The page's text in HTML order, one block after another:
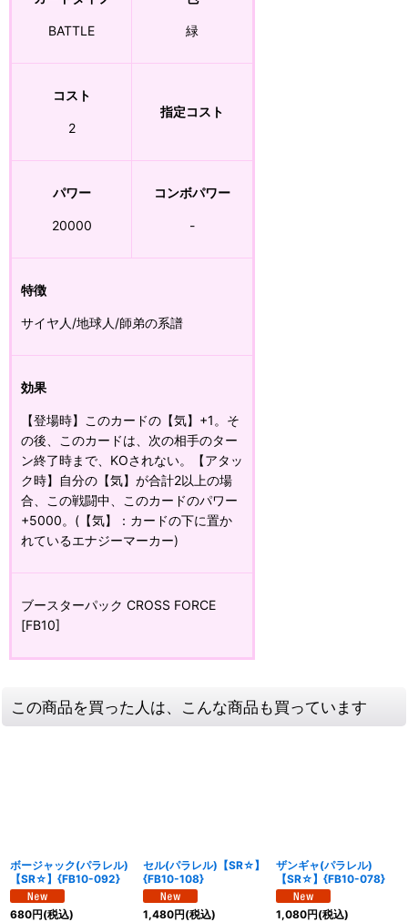
BATTLE 緑
コスト
2
指定コスト
パワー
20000
コンボパワー
-
特徴
サイヤ人/地球人/師弟の系譜
効果
【登場時】このカードの【気】+1。そ
の後、このカードは、次の相手のター
ン終了時まで、KOされない。【アタッ
ク時】自分の【気】が合計2以上の場
合、この戦闘中、このカードのパワー
+5000。(【気】：カードの下に置か
れているエナジーマーカー)
ブースターパック CROSS FORCE
[FB10]
この商品を買った人は、こんな商品も買っています
ボージャック(パラレル)
【SR☆】{FB10-092}
680円(税込)
セル(パラレル)【SR☆】
{FB10-108}
1,480円(税込)
ザンギャ(パラレル)
【SR☆】{FB10-078}
1,080円(税込)